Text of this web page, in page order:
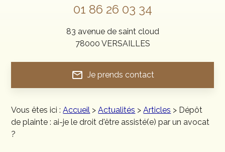
01 86 26 03 34
83 avenue de saint cloud
78000 VERSAILLES
mail_outline Je prends contact
Vous êtes ici : Accueil >Actualités >Articles > Dépôt
de plainte : ai-je le droit d'être assisté(e) par un avocat
?